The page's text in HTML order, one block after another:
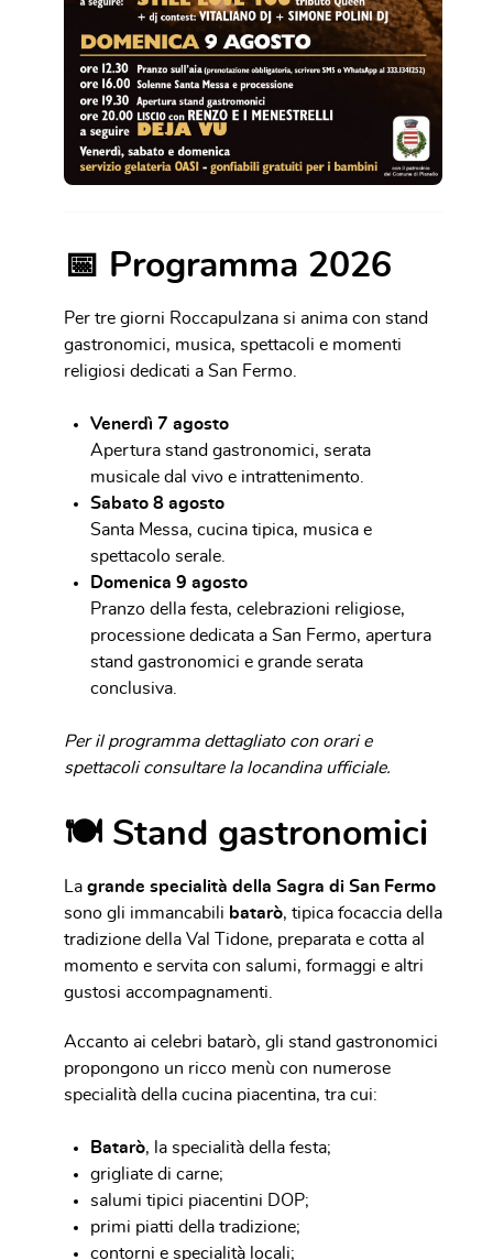
📅 Programma 2026
Per tre giorni Roccapulzana si anima con stand
gastronomici, musica, spettacoli e momenti
religiosi dedicati a San Fermo.
Venerdì 7 agosto
Apertura stand gastronomici, serata
musicale dal vivo e intrattenimento.
Sabato 8 agosto
Santa Messa, cucina tipica, musica e
spettacolo serale.
Domenica 9 agosto
Pranzo della festa, celebrazioni religiose,
processione dedicata a San Fermo, apertura
stand gastronomici e grande serata
conclusiva.
Per il programma dettagliato con orari e
spettacoli consultare la locandina ufficiale.
🍽 Stand gastronomici
La grande specialità della Sagra di San Fermo
sono gli immancabili batarò, tipica focaccia della
tradizione della Val Tidone, preparata e cotta al
momento e servita con salumi, formaggi e altri
gustosi accompagnamenti.
Accanto ai celebri batarò, gli stand gastronomici
propongono un ricco menù con numerose
specialità della cucina piacentina, tra cui:
Batarò, la specialità della festa;
grigliate di carne;
salumi tipici piacentini DOP;
primi piatti della tradizione;
contorni e specialità locali;